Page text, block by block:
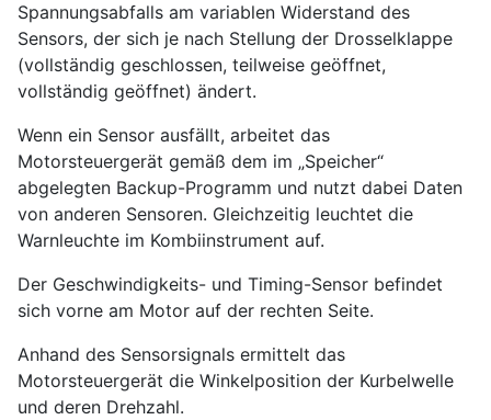
Spannungsabfalls am variablen Widerstand des
Sensors, der sich je nach Stellung der Drosselklappe
(vollständig geschlossen, teilweise geöffnet,
vollständig geöffnet) ändert.
Wenn ein Sensor ausfällt, arbeitet das
Motorsteuergerät gemäß dem im „Speicher“
abgelegten Backup-Programm und nutzt dabei Daten
von anderen Sensoren. Gleichzeitig leuchtet die
Warnleuchte im Kombiinstrument auf.
Der Geschwindigkeits- und Timing-Sensor befindet
sich vorne am Motor auf der rechten Seite.
Anhand des Sensorsignals ermittelt das
Motorsteuergerät die Winkelposition der Kurbelwelle
und deren Drehzahl.